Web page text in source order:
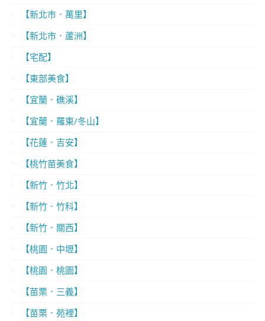
【新北市．萬里】
【新北市．蘆洲】
【宅配】
【東部美食】
【宜蘭．礁溪】
【宜蘭．羅東/冬山】
【花蓮．吉安】
【桃竹苗美食】
【新竹．竹北】
【新竹．竹科】
【新竹．關西】
【桃園．中壢】
【桃園．桃園】
【苗栗．三義】
【苗栗．苑裡】